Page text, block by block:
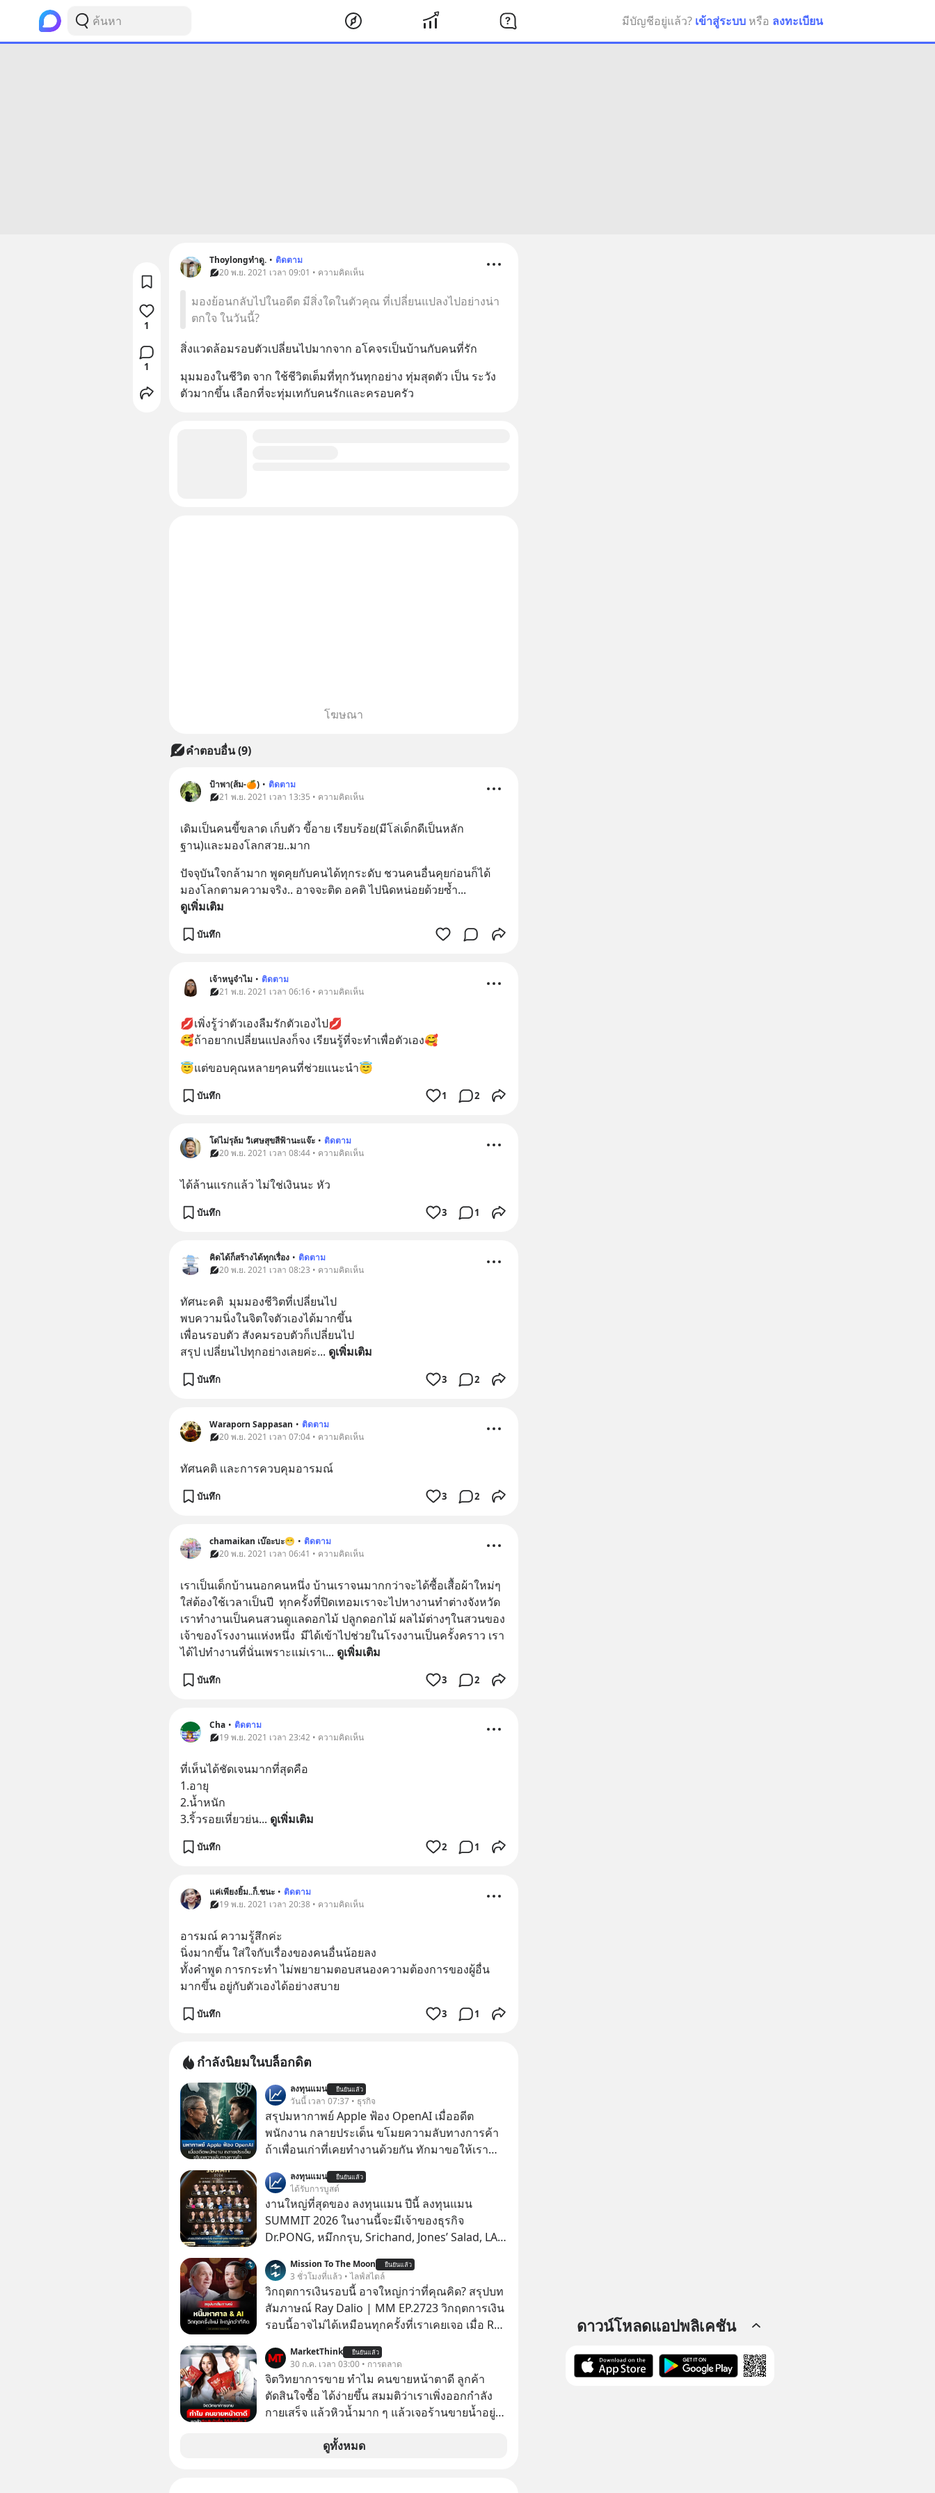
มีบัญชีอยู่แล้ว? เข้าสู่ระบบ หรือ ลงทะเบียน
Thoylongทำดู. • ติดตาม
20 พ.ย. 2021 เวลา 09:01 • ความคิดเห็น
มองย้อนกลับไปในอดีต มีสิ่งใดในตัวคุณ ที่เปลี่ยนแปลงไปอย่างน่า
ตกใจ ในวันนี้?
สิ่งแวดล้อมรอบตัวเปลี่ยนไปมากจาก อโคจรเป็นบ้านกับคนที่รัก
มุมมองในชีวิต จาก ใช้ชีวิตเต็มที่ทุกวันทุกอย่าง ทุ่มสุดตัว เป็น ระวัง
ตัวมากขึ้น เลือกที่จะทุ่มเทกับคนรักและครอบครัว
1
1
โฆษณา
คำตอบอื่น(9)
ป้าพา(ส้ม-🍊) • ติดตาม
21 พ.ย. 2021 เวลา 13:35 • ความคิดเห็น
เดิมเป็นคนขี้ขลาด เก็บตัว ขี้อาย เรียบร้อย(มีโล่เด็กดีเป็นหลัก
ฐาน)และมองโลกสวย..มาก
ปัจจุบันใจกล้ามาก พูดคุยกับคนได้ทุกระดับ ชวนคนอื่นคุยก่อนก็ได้
มองโลกตามความจริง.. อาจจะติด อคติ ไปนิดหน่อยด้วยซ้ำ...
ดูเพิ่มเติม
บันทึก
เจ้าหนูจำไม • ติดตาม
21 พ.ย. 2021 เวลา 06:16 • ความคิดเห็น
💋เพิ่งรู้ว่าตัวเองลืมรักตัวเองไป💋
🥰ถ้าอยากเปลี่ยนแปลงก็จง เรียนรู้ที่จะทำเพื่อตัวเอง🥰
😇แต่ขอบคุณหลายๆคนที่ช่วยแนะนำ😇
บันทึก 1 2
โด่ไม่รุล้ม วิเศษสุขสีฟ้านะแจ๊ะ • ติดตาม
20 พ.ย. 2021 เวลา 08:44 • ความคิดเห็น
ได้ล้านแรกแล้ว ไม่ใช่เงินนะ หัว
บันทึก 3 1
คิดได้ก็สร้างได้ทุกเรื่อง • ติดตาม
20 พ.ย. 2021 เวลา 08:23 • ความคิดเห็น
ทัศนะคติ  มุมมองชีวิตที่เปลี่ยนไป
พบความนิ่งในจิตใจตัวเองได้มากขึ้น
เพื่อนรอบตัว สังคมรอบตัวก็เปลี่ยนไป
สรุป เปลี่ยนไปทุกอย่างเลยค่ะ... ดูเพิ่มเติม
บันทึก 3 2
Waraporn Sappasan • ติดตาม
20 พ.ย. 2021 เวลา 07:04 • ความคิดเห็น
ทัศนคติ เเละการควบคุมอารมณ์
บันทึก 3 2
chamaikan เบ๊อะบะ😁 • ติดตาม
20 พ.ย. 2021 เวลา 06:41 • ความคิดเห็น
เราเป็นเด็กบ้านนอกคนหนึ่ง บ้านเราจนมากกว่าจะได้ซื้อเสื้อผ้าใหม่ๆ
ใส่ต้องใช้เวลาเป็นปี  ทุกครั้งที่ปิดเทอมเราจะไปหางานทำต่างจังหวัด
เราทำงานเป็นคนสวนดูแลดอกไม้ ปลูกดอกไม้ ผลไม้ต่างๆในสวนของ
เจ้าของโรงงานแห่งหนึ่ง  มีได้เข้าไปช่วยในโรงงานเป็นครั้งคราว เรา
ได้ไปทำงานที่นั่นเพราะแม่เราเ... ดูเพิ่มเติม
บันทึก 3 2
Cha • ติดตาม
19 พ.ย. 2021 เวลา 23:42 • ความคิดเห็น
ที่เห็นได้ชัดเจนมากที่สุดคือ
1.อายุ
2.น้ำหนัก
3.ริ้วรอยเหี่ยวย่น... ดูเพิ่มเติม
บันทึก 2 1
แค่เพียงยิ้ม..ก็.ชนะ • ติดตาม
19 พ.ย. 2021 เวลา 20:38 • ความคิดเห็น
อารมณ์ ความรู้สึกค่ะ
นิ่งมากขึ้น ใส่ใจกับเรื่องของคนอื่นน้อยลง
ทั้งคำพูด การกระทำ ไม่พยายามตอบสนองความต้องการของผู้อื่น
มากขึ้น อยู่กับตัวเองได้อย่างสบาย
บันทึก 3 1
กำลังนิยมในบล็อกดิต
ลงทุนแมน ยืนยันแล้ว
วันนี้ เวลา 07:37 • ธุรกิจ
สรุปมหากาพย์ Apple ฟ้อง OpenAI เมื่ออดีต
พนักงาน กลายประเด็น ขโมยความลับทางการค้า
ถ้าเพื่อนเก่าที่เคยทำงานด้วยกัน ทักมาขอให้เรา
เดียวกันลงทุนแมน ยืนยันแล้ว
ได้รับการบูสต์
งานใหญ่ที่สุดของ ลงทุนแมน ปีนี้ ลงทุนแมน
SUMMIT 2026 ในงานนี้จะมีเจ้าของธุรกิจ
Dr.PONG, หมึกกรุบ, Srichand, Jones’ Salad, LA
แชร์ความรู้การสร้างธุรกิจ
Mission To The Moon ยืนยันแล้ว
3 ชั่วโมงที่แล้ว • ไลฟ์สไตล์
วิกฤตการเงินรอบนี้ อาจใหญ่กว่าที่คุณคิด? สรุปบท
สัมภาษณ์ Ray Dalio | MM EP.2723 วิกฤตการเงิน
รอบนี้อาจไม่ได้เหมือนทุกครั้งที่เราเคยเจอ เมื่อ Ray
ต่อหลายครั้ง ออกมาส่งสัญญาณเตือนระเบิดเวลา
ลูกใหม่ที่กำลังก่อตัวขึ้น จาก "ระเบิดหนี้สิน
มหาศาล" ผสานเข้ากับ "ฟองสบู่กระแส AI" ที่ผู้คน
กำลังแห่ไล่ราคาอย่างบ้าคลั่ง บทเรียนจาก
กำลังจะเปลี่ยนมือไปในทิศทางไหน? และเราควร
รับมืออย่างไรก่อนที่ทุกอย่างจะสายเกินไป? ร่วม
MarketThink ยืนยันแล้ว
30 ก.ค. เวลา 03:00 • การตลาด
จิตวิทยาการขาย ทำไม คนขายหน้าตาดี ลูกค้า
ตัดสินใจซื้อ ได้ง่ายขึ้น สมมติว่าเราเพิ่งออกกำลัง
กายเสร็จ แล้วหิวน้ำมาก ๆ แล้วเจอร้านขายน้ำอยู่
ดูทั้งหมด
ดาวน์โหลดแอปพลิเคชัน